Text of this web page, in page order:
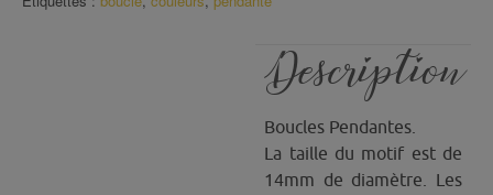
de
Description
Boucles Pendantes.
La taille du motif est de
14mm de diamètre. Les